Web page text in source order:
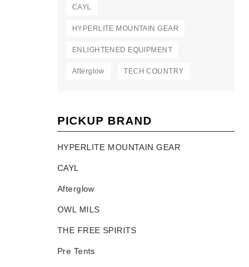
CAYL
HYPERLITE MOUNTAIN GEAR
ENLIGHTENED EQUIPMENT
Afterglow TECH COUNTRY
PICKUP BRAND
HYPERLITE MOUNTAIN GEAR
CAYL
Afterglow
OWL MILS
THE FREE SPIRITS
Pre Tents